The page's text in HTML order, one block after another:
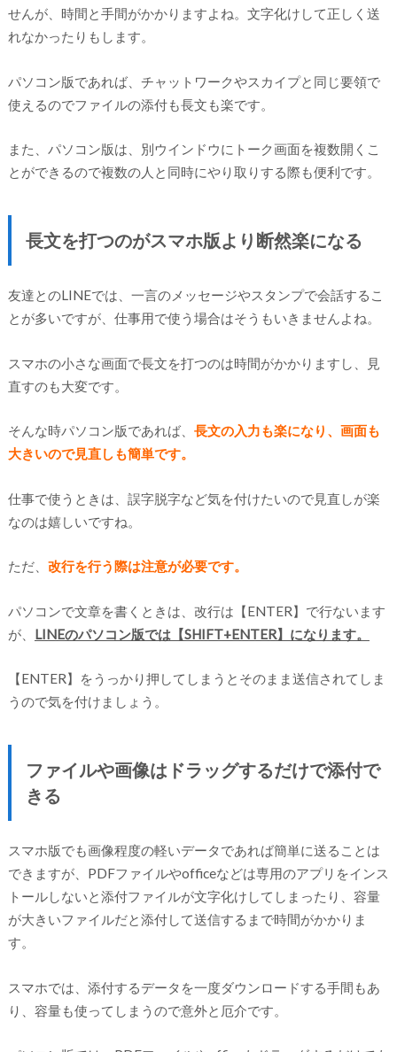
せんが、時間と手間がかかりますよね。文字化けして正しく送
れなかったりもします。
パソコン版であれば、チャットワークやスカイプと同じ要領で
使えるのでファイルの添付も長文も楽です。
また、パソコン版は、別ウインドウにトーク画面を複数開くこ
とができるので複数の人と同時にやり取りする際も便利です。
長文を打つのがスマホ版より断然楽になる
友達とのLINEでは、一言のメッセージやスタンプで会話するこ
とが多いですが、仕事用で使う場合はそうもいきませんよね。
スマホの小さな画面で長文を打つのは時間がかかりますし、見
直すのも大変です。
そんな時パソコン版であれば、 長文の入力も楽になり、画面も
大きいので見直しも簡単です。
仕事で使うときは、誤字脱字など気を付けたいので見直しが楽
なのは嬉しいですね。
ただ、 改行を行う際は注意が必要です。
パソコンで文章を書くときは、改行は【ENTER】で行ないます
が、 LINEのパソコン版では【SHIFT+ENTER】になります。
【ENTER】をうっかり押してしまうとそのまま送信されてしま
うので気を付けましょう。
ファイルや画像はドラッグするだけで添付で
きる
スマホ版でも画像程度の軽いデータであれば簡単に送ることは
できますが、PDFファイルやofficeなどは専用のアプリをインス
トールしないと添付ファイルが文字化けしてしまったり、容量
が大きいファイルだと添付して送信するまで時間がかかりま
す。
スマホでは、添付するデータを一度ダウンロードする手間もあ
り、容量も使ってしまうので意外と厄介です。